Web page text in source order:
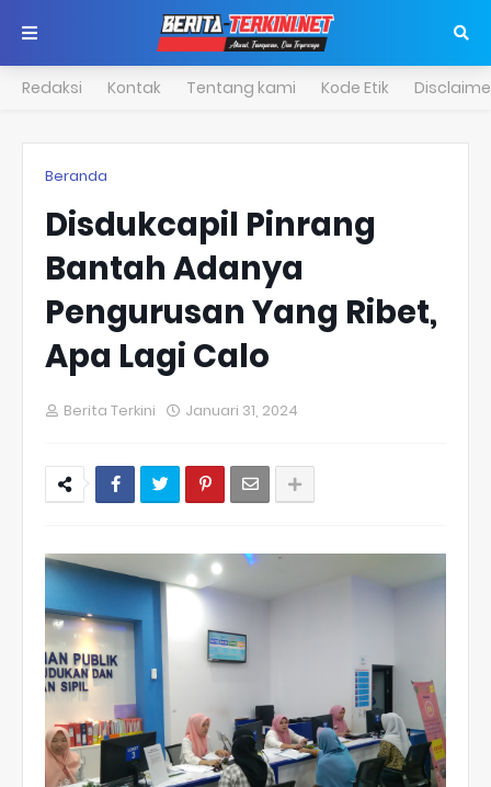
Redaksi Kontak Tentang kami Kode Etik
Beranda
Disdukcapil Pinrang
Bantah Adanya
Pengurusan Yang Ribet,
Apa Lagi Calo
Berita Terkini Januari 31, 2024